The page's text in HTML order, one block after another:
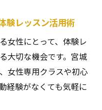
験レッスン活用術
女性にとって、体験レ
大切な機会です。宮城
女性専用クラスや初心
経験がなくても気軽に